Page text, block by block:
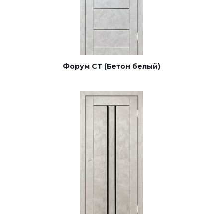
Форум СТ (Бетон белый)